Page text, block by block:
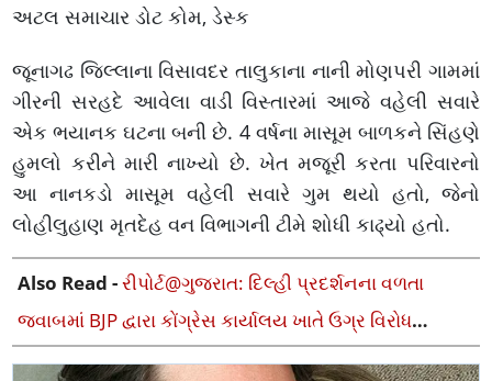
અટલ સમાચાર ડોટ કોમ, ડેસ્ક
જૂનાગઢ જિલ્લાના વિસાવદર તાલુકાના નાની મોણપરી ગામમાં
ગીરની સરહદે આવેલા વાડી વિસ્તારમાં આજે વહેલી સવારે
એક ભયાનક ઘટના બની છે. 4 વર્ષના માસૂમ બાળકને સિંહણે
હુમલો કરીને મારી નાખ્યો છે. ખેત મજૂરી કરતા પરિવારનો
આ નાનકડો માસૂમ વહેલી સવારે ગુમ થયો હતો, જેનો
લોહીલુહાણ મૃતદેહ વન વિભાગની ટીમે શોધી કાઢ્યો હતો.
Also Read -રીપોર્ટ@ગુજરાત: દિલ્હી પ્રદર્શનના વળતા
જવાબમાં BJP દ્વારા કોંગ્રેસ કાર્યાલય ખાતે ઉગ્ર વિરોધ
પ્રદર્શન